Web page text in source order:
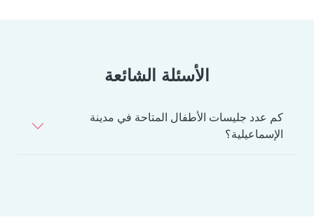
الأسئلة الشائعة
كم عدد جليسات الأطفال المتاحة في مدينة
الإسماعيلية؟